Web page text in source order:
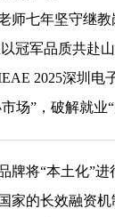
师七年坚守继
冠军品质共赴
2025深圳电
场”，破解就业
牌将“本土化”进
家的长效融资机